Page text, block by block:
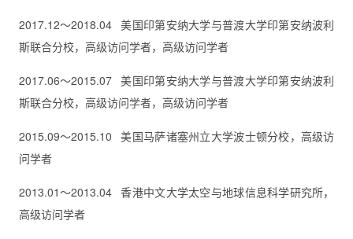
2017.12～2018.04 美国印第安纳大学与普渡大学印第安纳波利
斯联合分校，高级访问学者，高级访问学者
2017.06～2015.07 美国印第安纳大学与普渡大学印第安纳波利
斯联合分校，高级访问学者，高级访问学者
2015.09～2015.10 美国马萨诸塞州立大学波士顿分校，高级访
问学者
2013.01～2013.04 香港中文大学太空与地球信息科学研究所，
高级访问学者